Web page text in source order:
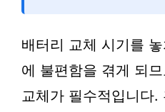
배터리 교체 시기를
에 불편함을 겪게 되
교체가 필수적입니다.